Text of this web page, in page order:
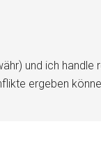
und ich handle
ergeben